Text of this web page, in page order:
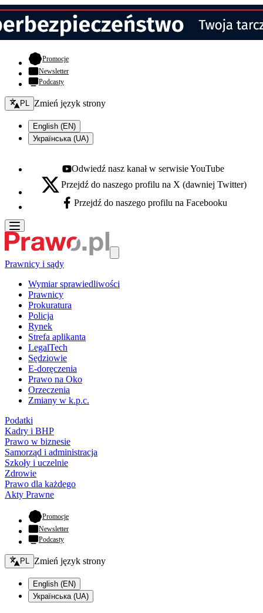
Promocje- otwiera się w nowej karcie
Newsletter
Podcasty
Zmień język - bieżący:
PL Zmień język strony
English (EN)
Українська (UA)
Youtube - otwiera się w nowej karcie
Odwiedź nasz kanał w serwisie YouTube
X - otwiera się w nowej karcie
Przejdź do naszego profilu na X (dawniej Twitter)
Facebook - otwiera się w nowej karcie
Przejdź do naszego profilu na Facebooku
Prawnicy i sądy
Wymiar sprawiedliwości
Prawnicy
Prokuratura
Policja
Rynek
Strefa aplikanta
LegalTech
Sędziowie
E-doręczenia
Prawo na Oko
Orzeczenia
Zmiany w k.p.c.
Podatki
Kadry i BHP
Prawo w biznesie
Samorząd i administracja
Szkoły i uczelnie
Zdrowie
Prawo dla każdego
Akty Prawne
Promocje- otwiera się w nowej karcie
Newsletter
Podcasty
Zmień język - bieżący:
PL Zmień język strony
English (EN)
Українська (UA)